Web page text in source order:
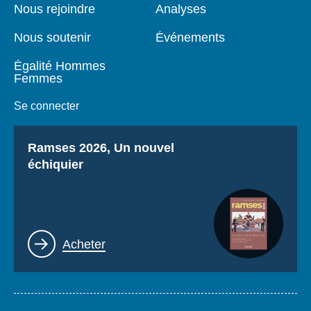
Nous rejoindre
Nous soutenir
Égalité Hommes
Femmes
Se connecter
Analyses
Événements
Titre
Ramses 2026, Un nouvel
échiquier
Lien
Acheter